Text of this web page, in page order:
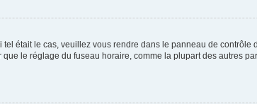
était le cas, veuillez vous rendre dans le panneau de
le réglage du fuseau horaire, comme la plupart des autres